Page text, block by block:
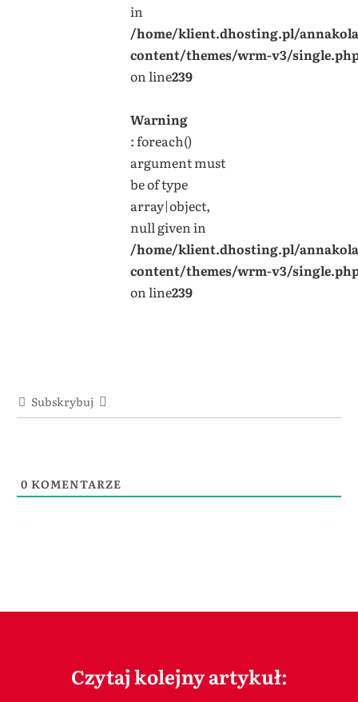
in
/home/klient.dhosting.pl/
content/themes/wrm-v3/
on line239
Warning
: foreach()
argument must
be of type
array|object,
null given in
/home/klient.dhosting.pl/
content/themes/wrm-v3/
on line239
Subskrybuj
0 KOMENTARZE
Czytaj kolejny artykuł: